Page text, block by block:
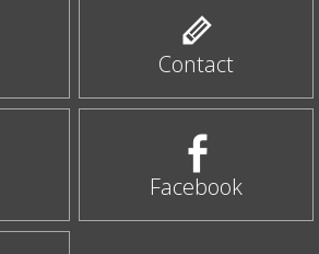
Contact
Facebook